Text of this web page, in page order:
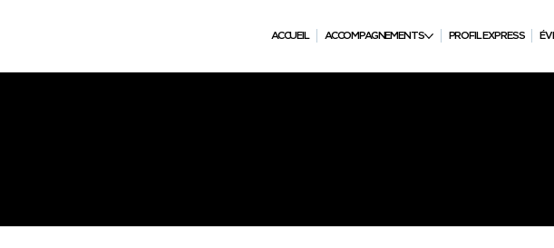
ACCUEIL ACCOMPAGNEMENTS PROFIL EXPRESS